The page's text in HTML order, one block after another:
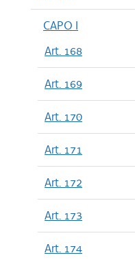
CAPO I
Art. 168
Art. 169
Art. 170
Art. 171
Art. 172
Art. 173
Art. 174